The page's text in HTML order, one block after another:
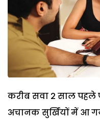
करीब सवा 2 साल पहले
अचानक सुर्खियों में आ